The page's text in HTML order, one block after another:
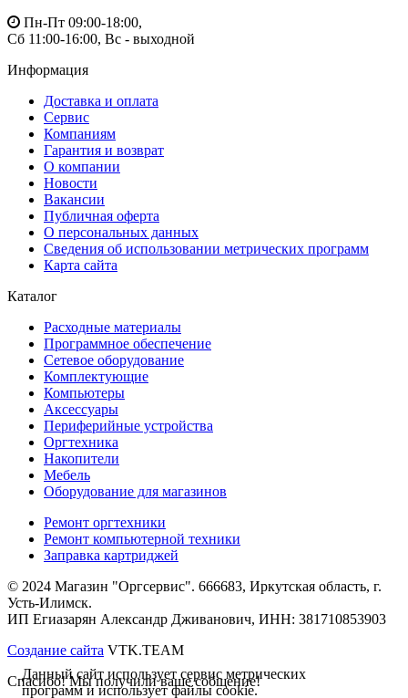
Пн-Пт 09:00-18:00,
Сб 11:00-16:00, Вс - выходной
Информация
Доставка и оплата
Сервис
Компаниям
Гарантия и возврат
О компании
Новости
Вакансии
Публичная оферта
О персональных данных
Сведения об использовании метрических программ
Карта сайта
Каталог
Расходные материалы
Программное обеспечение
Сетевое оборудование
Комплектующие
Компьютеры
Аксессуары
Периферийные устройства
Оргтехника
Накопители
Мебель
Оборудование для магазинов
Ремонт оргтехники
Ремонт компьютерной техники
Заправка картриджей
© 2024 Магазин "Оргсервис". 666683, Иркутская область, г.
Усть-Илимск.
ИП Егиазарян Александр Дживанович, ИНН: 381710853903
Создание сайта VTK.TEAM
Спасибо! Мы получили ваше собщение!
Данный сайт использует сервис метрических
программ и использует файлы cookie.